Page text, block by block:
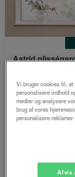
Astrid
mørklægning
Støvet grøn mix -
Honeycomb
Både online og i
992 kr.
Vi bruger cookies til, at
personalisere indhold
medier og analysere
brug af vores
personalisere reklamer
Afvis